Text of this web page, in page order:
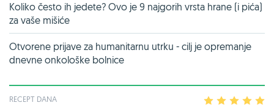
Koliko često ih jedete? Ovo je 9 najgorih vrsta hrane (i pića)
za vaše mišiće
Otvorene prijave za humanitarnu utrku - cilj je opremanje
dnevne onkološke bolnice
RECEPT DANA 2 3 4